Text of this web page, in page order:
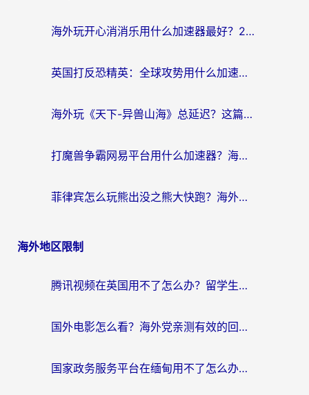
海外玩开心消消乐用什么加速器最好？2026真实体验指南，告别延迟卡顿
英国打反恐精英：全球攻势用什么加速器？2026年实测有效的国服游戏加速指南
海外玩《天下-异兽山海》总延迟？这篇延迟加速器指南帮你告别卡顿（附日本玩Sky光·遇最高警戒解决方案）
打魔兽争霸网易平台用什么加速器？海外党亲测有效的国服游戏加速指南
菲律宾怎么玩熊出没之熊大快跑？海外党国服游戏加速终极攻略（附3款热门游戏实测）
海外地区限制
腾讯视频在英国用不了怎么办？留学生亲测有效的回国加速器指南
国外电影怎么看？海外党亲测有效的回国加速器选择指南
国家政务服务平台在缅甸用不了怎么办？海外华人必看的回国加速全攻略